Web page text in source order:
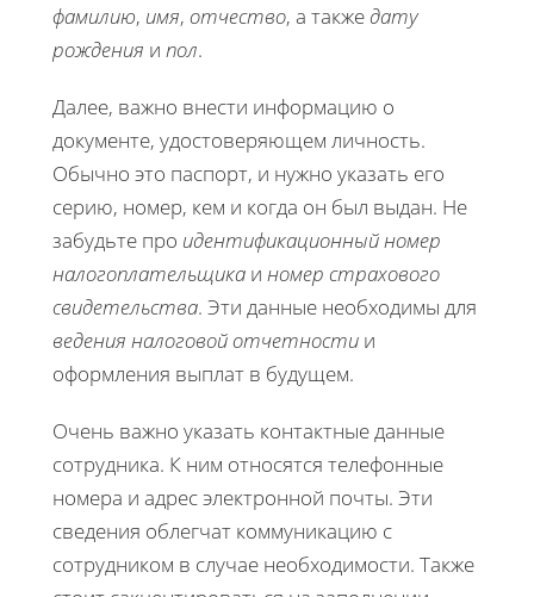
фамилию, имя, отчество, а такжедату
рождения и пол.
Далее, важно внести информацию о
документе, удостоверяющем личность.
Обычно это паспорт, и нужно указать его
серию, номер, кем и когда он был выдан. Не
забудьте про идентификационный номер
налогоплательщика и номер страхового
свидетельства. Эти данные необходимы для
ведения налоговой отчетности и
оформления выплат в будущем.
Очень важно указать контактные данные
сотрудника. К ним относятся телефонные
номера и адрес электронной почты. Эти
сведения облегчат коммуникацию с
сотрудником в случае необходимости. Также